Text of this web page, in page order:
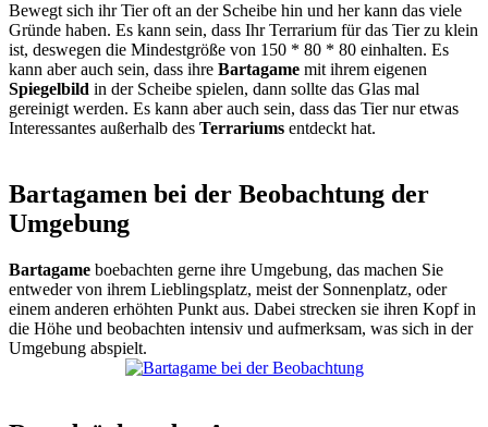
Bewegt sich ihr Tier oft an der Scheibe hin und her kann das viele
Gründe haben. Es kann sein, dass Ihr Terrarium für das Tier zu klein
ist, deswegen die Mindestgröße von 150 * 80 * 80 einhalten. Es
kann aber auch sein, dass ihre Bartagame mit ihrem eigenen
Spiegelbild in der Scheibe spielen, dann sollte das Glas mal
gereinigt werden. Es kann aber auch sein, dass das Tier nur etwas
Interessantes außerhalb des Terrariums entdeckt hat.
Bartagamen bei der Beobachtung der
Umgebung
Bartagame boebachten gerne ihre Umgebung, das machen Sie
entweder von ihrem Lieblingsplatz, meist der Sonnenplatz, oder
einem anderen erhöhten Punkt aus. Dabei strecken sie ihren Kopf in
die Höhe und beobachten intensiv und aufmerksam, was sich in der
Umgebung abspielt.